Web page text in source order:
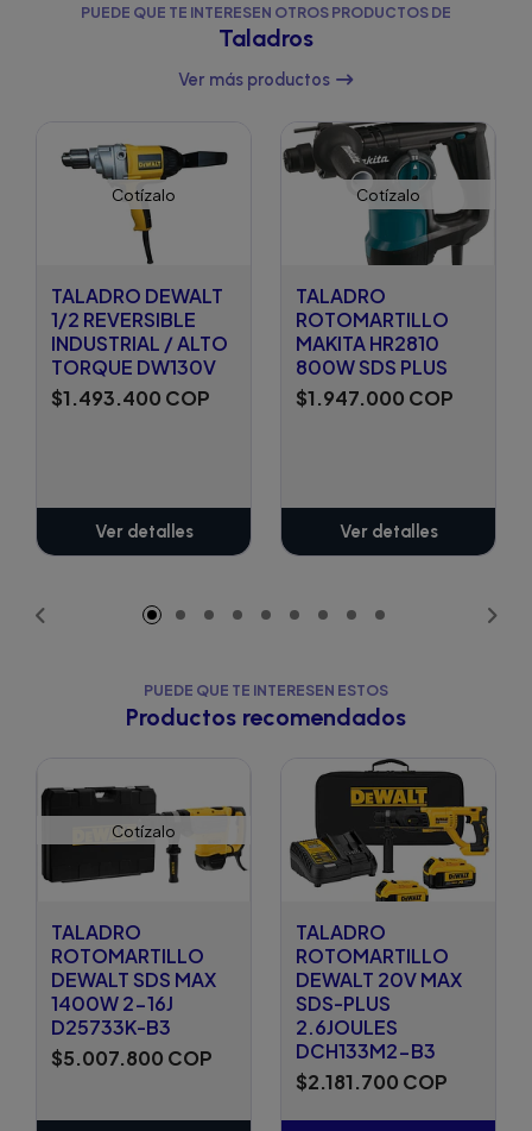
PUEDE QUE TE INTERESEN OTROS PRODUCTOS DE
Taladros
Ver más productos
Cotízalo
TALADRO DEWALT
1/2 REVERSIBLE
INDUSTRIAL / ALTO
TORQUE DW130V
$1.493.400 COP
Ver detalles
Cotízalo
TALADRO
ROTOMARTILLO
MAKITA HR2810
800W SDS PLUS
$1.947.000 COP
Ver detalles
PUEDE QUE TE INTERESEN ESTOS
Productos recomendados
Cotízalo
TALADRO
ROTOMARTILLO
DEWALT SDS MAX
1400W 2-16J
D25733K-B3
$5.007.800 COP
TALADRO
ROTOMARTILLO
DEWALT 20V MAX
SDS-PLUS
2.6JOULES
DCH133M2-B3
$2.181.700 COP